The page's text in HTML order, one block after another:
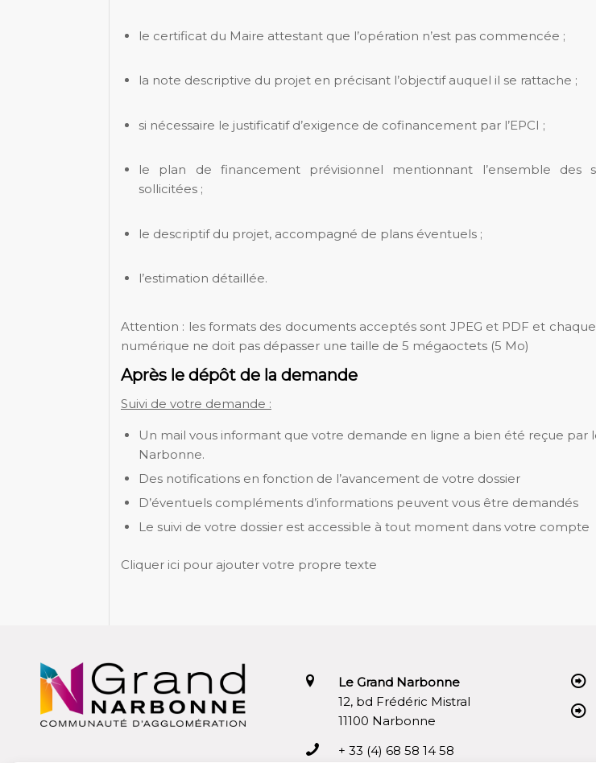
le certificat du Maire attestant que l’opération n’est pas commencée ;
la note descriptive du projet en précisant l’objectif auquel il se rattache ;
si nécessaire le justificatif d’exigence de cofinancement par l’EPCI ;
le plan de financement prévisionnel mentionnant l’ensemble des
sollicitées ;
le descriptif du projet, accompagné de plans éventuels ;
l’estimation détaillée.
Attention : les formats des documents acceptés sont JPEG et PDF et
numérique ne doit pas dépasser une taille de 5 mégaoctets (5 Mo)
Après le dépôt de la demande
Suivi de votre demande :
Un mail vous informant que votre demande en ligne a bien été reçue par
Narbonne.
Des notifications en fonction de l’avancement de votre dossier
D’éventuels compléments d’informations peuvent vous être demandés
Le suivi de votre dossier est accessible à tout moment dans votre compte
Cliquer ici pour ajouter votre propre texte
Le Grand Narbonne
12, bd Frédéric Mistral
11100 Narbonne
+ 33 (4) 68 58 14 58